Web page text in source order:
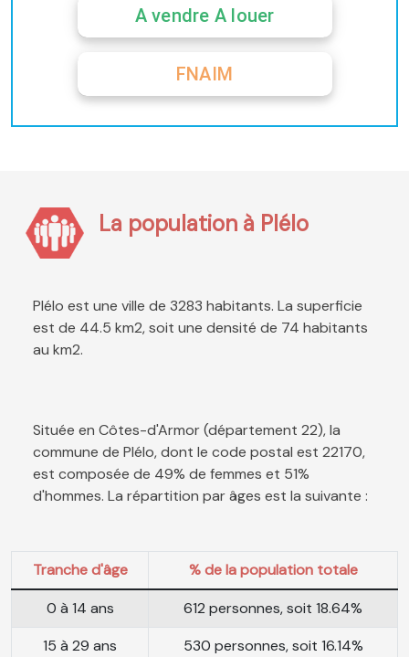
A vendre A louer
FNAIM
La population à Plélo
Plélo est une ville de 3283 habitants. La superficie
est de 44.5 km2, soit une densité de 74 habitants
au km2.
Située en Côtes-d'Armor (département 22), la
commune de Plélo, dont le code postal est 22170,
est composée de 49% de femmes et 51%
d'hommes. La répartition par âges est la suivante :
Tranche d'âge
% de la population totale
0 à 14 ans
612 personnes, soit 18.64%
15 à 29 ans
530 personnes, soit 16.14%